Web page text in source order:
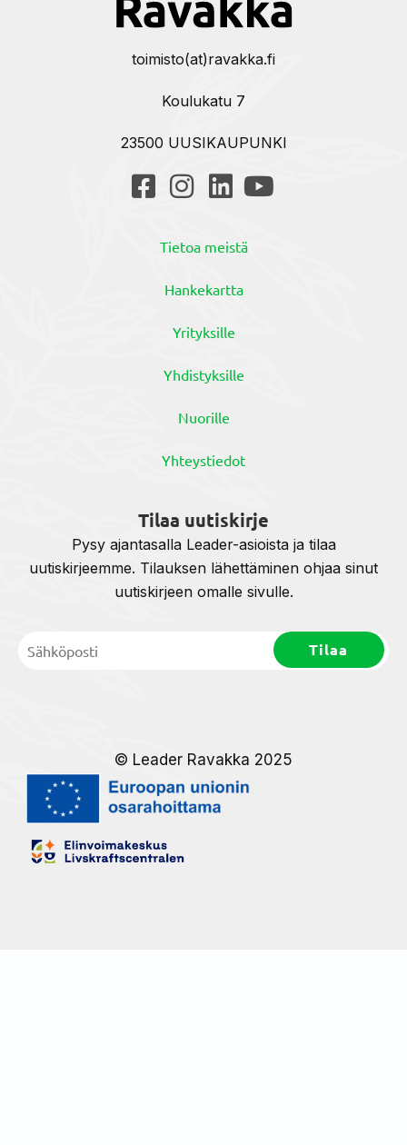
toimisto(at)ravakka.fi
Koulukatu 7
23500 UUSIKAUPUNKI
Tietoa meistä
Hankekartta
Yrityksille
Yhdistyksille
Nuorille
Yhteystiedot
Tilaa uutiskirje
Pysy ajantasalla Leader-asioista ja tilaa
uutiskirjeemme. Tilauksen lähettäminen ohjaa sinut
uutiskirjeen omalle sivulle.
© Leader Ravakka 2025